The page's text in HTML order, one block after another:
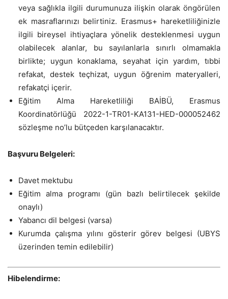
veya sağlıkla ilgili durumunuza ilişkin olarak öngörülen
ek masraflarınızı belirtiniz. Erasmus+ hareketliliğinizle
ilgili bireysel ihtiyaçlara yönelik desteklenmesi uygun
olabilecek alanlar, bu sayılanlarla sınırlı olmamakla
birlikte; uygun konaklama, seyahat için yardım, tıbbi
refakat, destek teçhizat, uygun öğrenim materyalleri,
refakatçi içerir.
Eğitim Alma Hareketliliği BAİBÜ, Erasmus
Koordinatörlüğü 2022-1-TR01-KA131-HED-000052462
sözleşme no’lu bütçeden karşılanacaktır.
Başvuru Belgeleri:
Davet mektubu
Eğitim alma programı (gün bazlı belirtilecek şekilde
onaylı)
Yabancı dil belgesi (varsa)
Kurumda çalışma yılını gösterir görev belgesi (UBYS
üzerinden temin edilebilir)
Hibelendirme: